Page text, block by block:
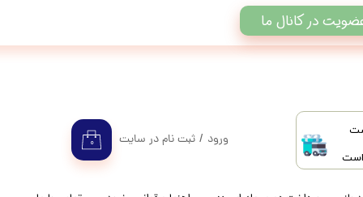
است
۰ ورود / ثبت نام در سایت
در کانال ما